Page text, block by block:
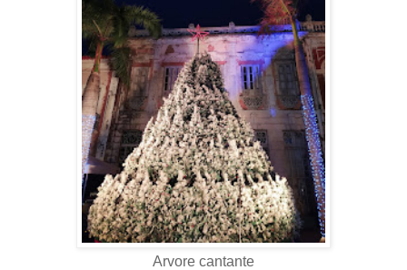
Arvore cantante